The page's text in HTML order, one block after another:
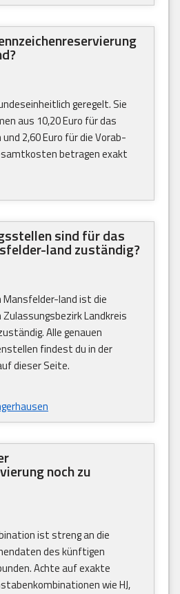
geregelt. Sie
aus 10,20 Euro für das
2,60 Euro für die Vorab-
betragen exakt
sind für das
land zuständig?
Mansfelder-land ist die
Landkreis
Alle genauen
findest du in der
dieser Seite.
noch zu
ist streng an die
des künftigen
Achte auf exakte
wie HJ,